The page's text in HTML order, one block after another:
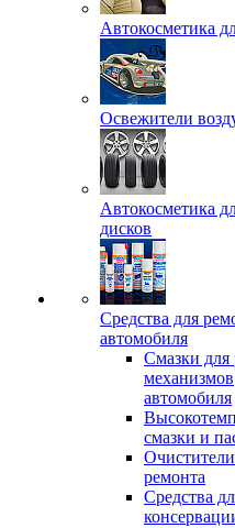
Автокосметика
Освежители
Автокосметика
дисков
Средства для
автомобиля
Смазки для
механизмов
автомобиля
смазки и
ремонта
Средства